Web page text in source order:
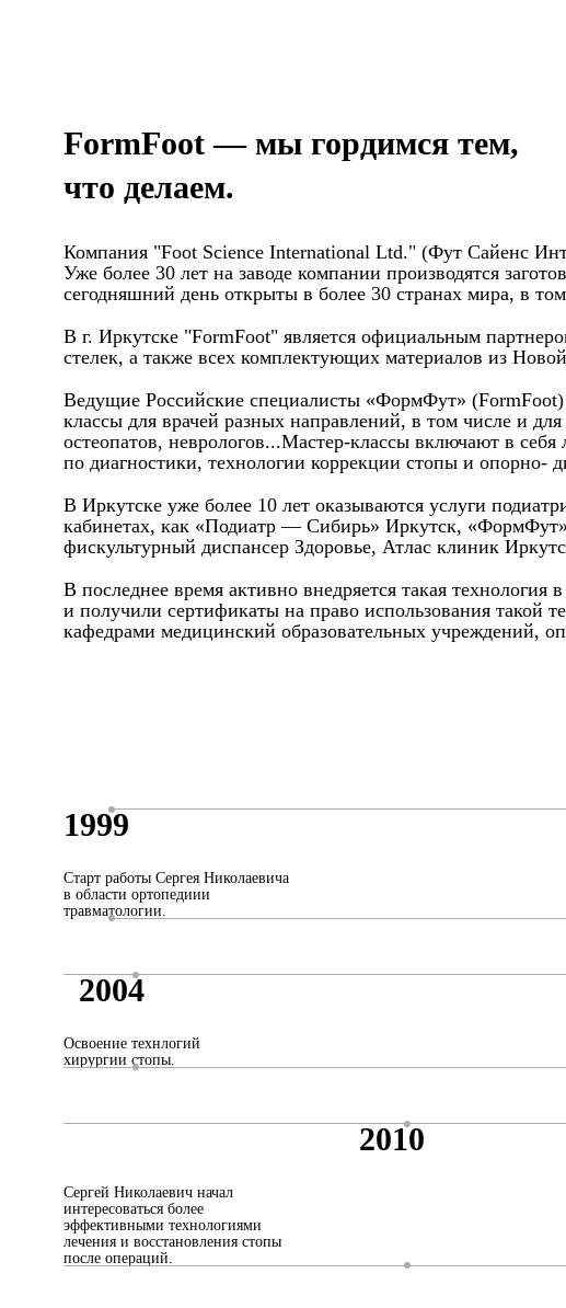
FormFoot — мы гордимся тем,
что делаем.
Компания "Foot Science International Ltd." (Фут Сайенс
Уже более 30 лет на заводе компании производятся
сегодняшний день открыты в более 30 странах мира, в
В г. Иркутске "FormFoot" является официальным
стелек, а также всех комплектующих материалов из
Ведущие Российские специалисты «ФормФут»
классы для врачей разных направлений, в том числе и
остеопатов, неврологов...Мастер-классы включают в
по диагностики, технологии коррекции стопы и опорно-
В Иркутске уже более 10 лет оказываются услуги
кабинетах, как «Подиатр — Сибирь» Иркутск,
фискультурный диспансер Здоровье, Атлас клиник
В последнее время активно внедряется такая
и получили сертификаты на право использования такой
кафедрами медицинский образовательных учреждений,
1999
Старт работы Сергея Николаевича
в области ортопедиии
травматологии.
2004
Освоение технлогий
хирургии стопы.
2010
Сергей Николаевич начал
интересоваться более
эффективными технологиями
лечения и восстановления стопы
после операций.